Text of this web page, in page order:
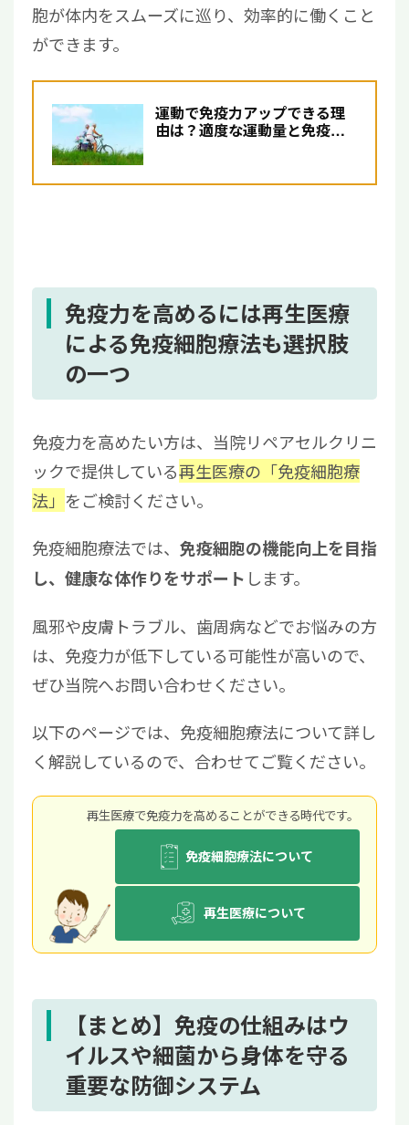
胞が体内をスムーズに巡り、効率的に働くこと
ができます。
運動で免疫力アップできる理
由は？適度な運動量と免疫細
免疫力を高めるには再生医療
による免疫細胞療法も選択肢
の一つ
免疫力を高めたい方は、当院リペアセルクリニ
ックで提供している再生医療の「免疫細胞療
法」 をご検討ください。
免疫細胞療法では、 免疫細胞の機能向上を目指
し、健康な体作りをサポート します。
風邪や皮膚トラブル、歯周病などでお悩みの方
は、免疫力が低下している可能性が高いので、
ぜひ当院へお問い合わせください。
以下のページでは、免疫細胞療法について詳し
く解説しているので、合わせてご覧ください。
再⽣医療で免疫⼒を⾼めることができる時代です。
免疫細胞療法について
再生医療について
【まとめ】免疫の仕組みはウ
イルスや細菌から身体を守る
重要な防御システム